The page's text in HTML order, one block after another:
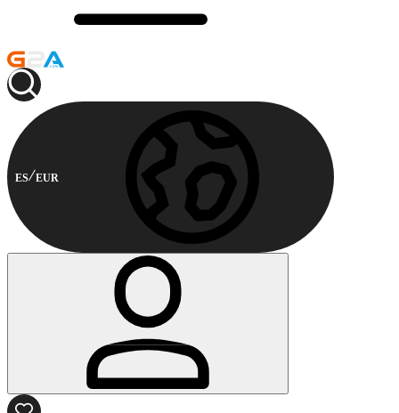
ES EUR